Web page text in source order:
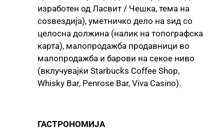
изработен од Ласвит / Чешка, тема на
соѕвездија), уметничко дело на ѕид со
целосна должина (налик на топографска
карта), малопродажба продавници во
малопродажба и барови на секое ниво
(вклучувајќи Starbucks Coffee Shop,
Whisky Bar, Penrose Bar, Viva Casino).
ГАСТРОНОМИЈА